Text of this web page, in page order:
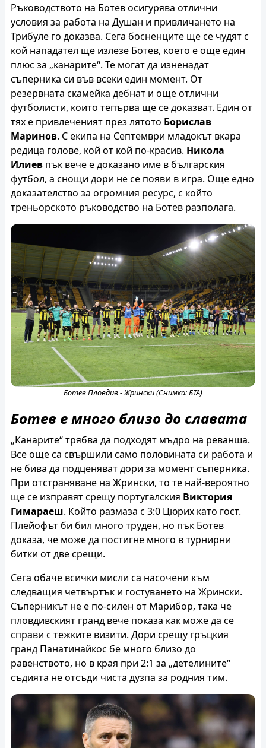
Ръководството на Ботев осигурява отлични
условия за работа на Душан и привличането на
Трибуле го доказва. Сега босненците ще се чудят с
кой нападател ще излезе Ботев, което е още един
плюс за „канарите“. Те могат да изненадат
съперника си във всеки един момент. От
резервната скамейка дебнат и още отлични
футболисти, които тепърва ще се доказват. Един от
тях е привлеченият през лятото Борислав
Маринов. С екипа на Септември младокът вкара
редица голове, кой от кой по-красив. Никола
Илиев пък вече е доказано име в българския
футбол, а снощи дори не се появи в игра. Още едно
доказателство за огромния ресурс, с който
треньорското ръководство на Ботев разполага.
Ботев Пловдив - Жрински (Снимка: БТА)
Ботев е много близо до славата
„Канарите“ трябва да подходят мъдро на реванша.
Все още са свършили само половината си работа и
не бива да подценяват дори за момент съперника.
При отстраняване на Жрински, то те най-вероятно
ще се изправят срещу португалския Виктория
Гимараеш. Който размаза с 3:0 Цюрих като гост.
Плейофът би бил много труден, но пък Ботев
доказа, че може да постигне много в турнирни
битки от две срещи.
Сега обаче всички мисли са насочени към
следващия четвъртък и гостуването на Жрински.
Съперникът не е по-силен от Марибор, така че
пловдивският гранд вече показа как може да се
справи с тежките визити. Дори срещу гръцкия
гранд Панатинайкос бе много близо до
равенството, но в края при 2:1 за „детелините“
съдията не отсъди чиста дузпа за родния тим.